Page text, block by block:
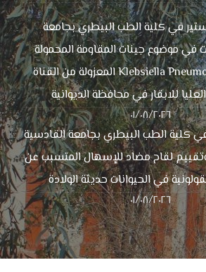
في كلية الطب البيطري بجامعة
في موضوع جينات المقاومة المحمولة
بواسطة Klebsiella Pneumoniae المعزولة من القناة
للابقار في محافظة الديوانية
٠١/٠٨/٢٠٢٦
كلية الطب البيطري بجامعة القادسية
لقاح مضاد للإسهال المتسبب عن
في الحيوانات حديثة الولادة
٠١/٠٨/٢٠٢٦